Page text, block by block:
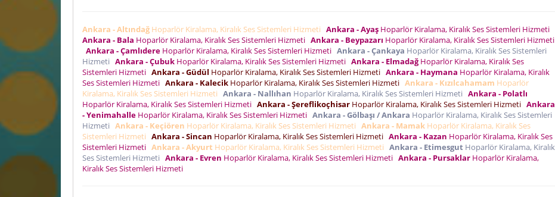
Ankara - Altındağ Hoparlör Kiralama, Kiralık Ses Sistemleri Hizmeti Ankara - Ayaş Hoparlör Kiralama, Kiralık Ses Sistemleri Hizmeti
Ankara - Bala Hoparlör Kiralama, Kiralık Ses Sistemleri Hizmeti Ankara - Beypazarı Hoparlör Kiralama, Kiralık Ses Sistemleri Hizmeti
Ankara - Çamlıdere Hoparlör Kiralama, Kiralık Ses Sistemleri Hizmeti Ankara - Çankaya Hoparlör Kiralama, Kiralık Ses Sistemleri
Hizmeti Ankara - Çubuk Hoparlör Kiralama, Kiralık Ses Sistemleri Hizmeti Ankara - ElmadağHoparlör Kiralama, Kiralık Ses
Sistemleri Hizmeti Ankara - Güdül Hoparlör Kiralama, Kiralık Ses Sistemleri Hizmeti Ankara - Haymana Hoparlör Kiralama, Kiralık
Ses Sistemleri Hizmeti Ankara - Kalecik Hoparlör Kiralama, Kiralık Ses Sistemleri Hizmeti Ankara - Kızılcahamam Hoparlör
Kiralama, Kiralık Ses Sistemleri Hizmeti Ankara - Nallıhan Hoparlör Kiralama, Kiralık Ses Sistemleri Hizmeti Ankara - Polatlı
Hoparlör Kiralama, Kiralık Ses Sistemleri Hizmeti Ankara - Şereflikoçhisar Hoparlör Kiralama, Kiralık Ses Sistemleri Hizmeti Ankara
- Yenimahalle Hoparlör Kiralama, Kiralık Ses Sistemleri Hizmeti Ankara - Gölbaşı / Ankara Hoparlör Kiralama, Kiralık Ses Sistemleri
Hizmeti Ankara - Keçiören Hoparlör Kiralama, Kiralık Ses Sistemleri Hizmeti Ankara - Mamak Hoparlör Kiralama, Kiralık Ses
Sistemleri Hizmeti Ankara - Sincan Hoparlör Kiralama, Kiralık Ses Sistemleri Hizmeti Ankara - Kazan Hoparlör Kiralama, Kiralık Ses
Sistemleri Hizmeti Ankara - Akyurt Hoparlör Kiralama, Kiralık Ses Sistemleri Hizmeti Ankara - Etimesgut Hoparlör Kiralama, Kiralık
Ses Sistemleri Hizmeti Ankara - Evren Hoparlör Kiralama, Kiralık Ses Sistemleri Hizmeti Ankara - Pursaklar Hoparlör Kiralama,
Kiralık Ses Sistemleri Hizmeti